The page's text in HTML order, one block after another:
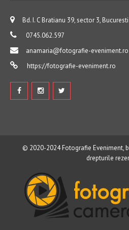
Bd. I. C Bratianu 39, sector 3, Bucuresti
0745.062.597
anamaria@fotografie-eveniment.ro
https://fotografie-eveniment.ro
© 2020-2024Fotografie Eveniment,
drepturile